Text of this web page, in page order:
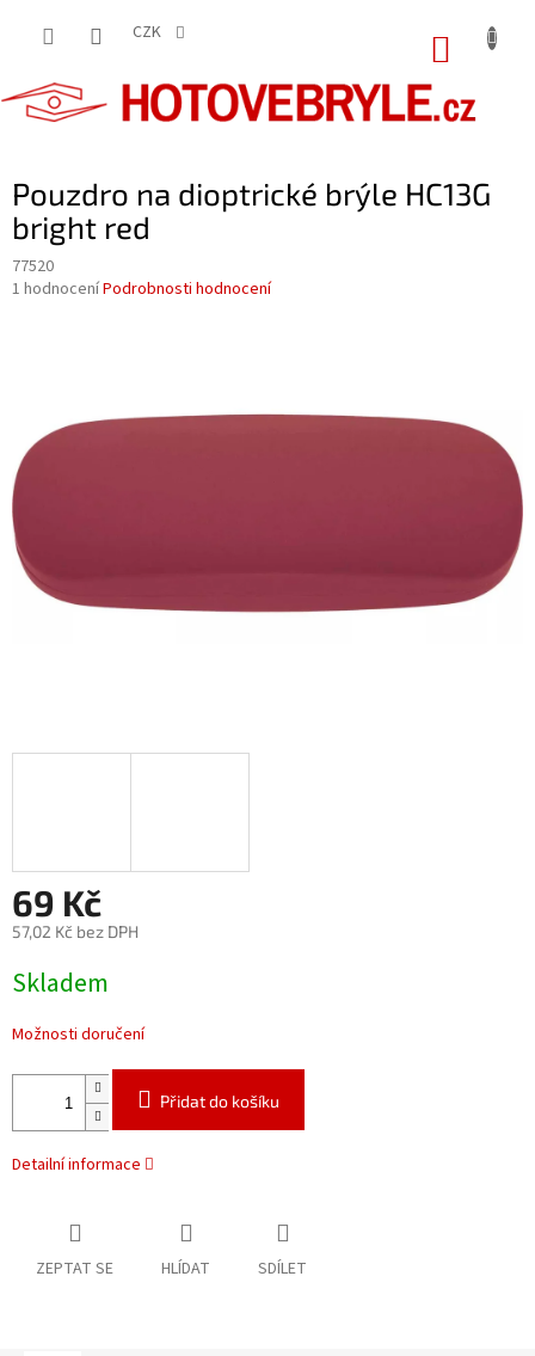
CZK
Pouzdro na dioptrické brýle HC13G
bright red
77520
Průměrné
hvězdiček.
1 hodnoceníPodrobnosti hodnocení
69 Kč
57,02 Kč bez DPH
cena:
Skladem
Možnosti doručení
Přidat do košíku
Detailní informace
ZEPTAT SE HLÍDAT SDÍLET